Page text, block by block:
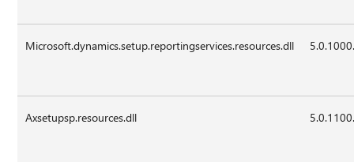
Microsoft.dynamics.setup.reportingservices.resources.dll
Axsetupsp.resources.dll